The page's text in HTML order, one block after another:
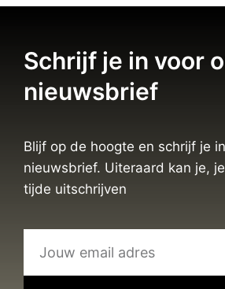
Schrijf je in voor
nieuwsbrief
Blijf op de hoogte en schrijf je
nieuwsbrief. Uiteraard kan je,
tijde uitschrijven